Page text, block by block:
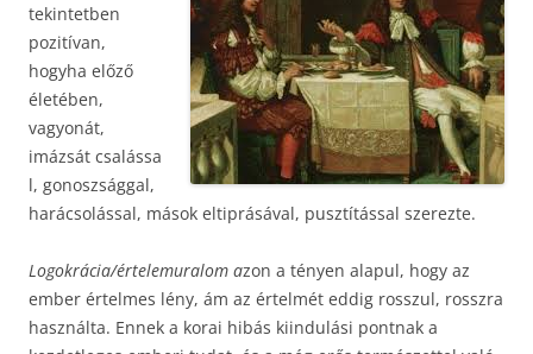
tekintetben
pozitívan,
hogyha előző
életében,
vagyonát,
imázsát csalássa
l, gonoszsággal,
harácsolással, mások eltiprásával, pusztítással szerezte.
Logokrácia/értelemuralom azon a tényen alapul, hogy az
ember értelmes lény, ám az értelmét eddig rosszul, rosszra
használta. Ennek a korai hibás kiindulási pontnak a